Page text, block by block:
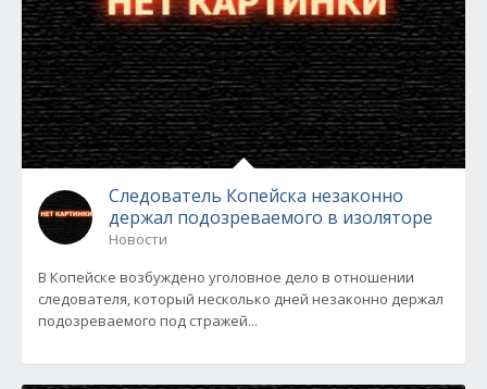
Следователь Копейска незаконно
держал подозреваемого в изоляторе
Новости
В Копейске возбуждено уголовное дело в отношении
следователя, который несколько дней незаконно держал
подозреваемого под стражей...